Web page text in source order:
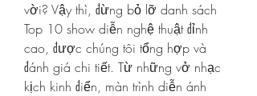
vời? Vậy thì, đừng bỏ lỡ danh sách
Top 10 show diễn nghệ thuật đỉnh
cao, được chúng tôi tổng hợp và
đánh giá chi tiết. Từ những vở nhạc
kịch kinh điển, màn trình diễn ánh